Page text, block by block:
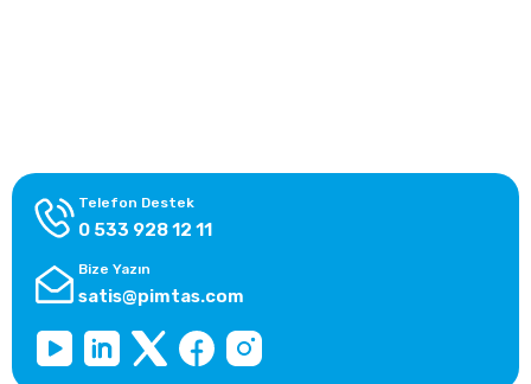
Telefon Destek
0 533 928 12 11
Bize Yazın
satis@pimtas.com